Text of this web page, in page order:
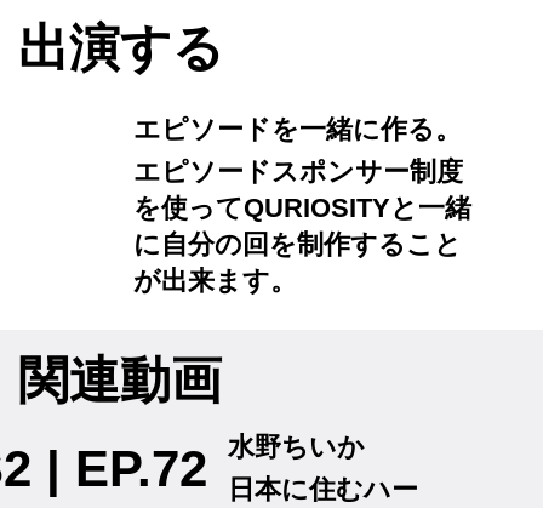
​出演する
​エピソードを一緒に作る。
​エピソードスポンサー制度
を使ってQURIOSITYと一緒
に自分の回を制作すること
が出来ます。
| EP.72 水野ちいか
日本に住むハー
関連動画